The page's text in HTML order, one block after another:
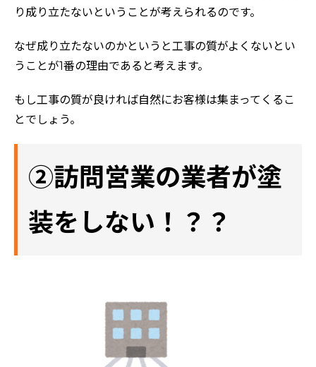
り成り立たないということが考えられるのです。
なぜ成り立たないのかというと工事の質がよくないとい
うことが1番の理由であると考えます。
もし工事の質が良ければ自然にお客様は集まってくるこ
とでしょう。
②訪問営業の業者が塗
装をしない！？？